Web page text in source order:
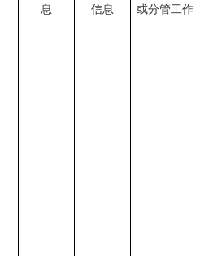
息 信息 或分管工作